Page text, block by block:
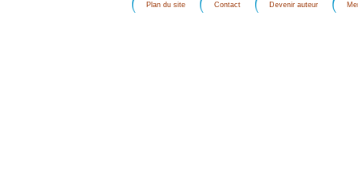
Plan du site Contact Devenir auteur